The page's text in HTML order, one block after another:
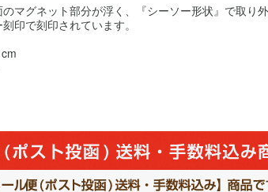
マグネット部分が浮く、『シーソー形状』で取り
印で刻印されています。